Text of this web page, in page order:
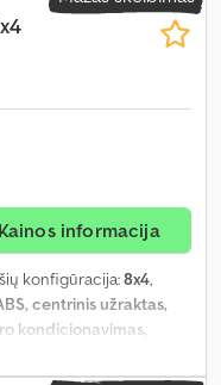
Kainos informacija
konfigūracija:8x4,
centrinis užraktas,
kondicionavimas,